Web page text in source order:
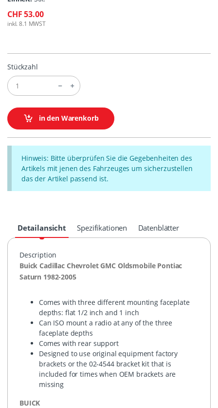
CHF 53.00
inkl. 8.1 MWST
Stückzahl
in den Warenkorb
Hinweis: Bitte überprüfen Sie die Gegebenheiten des
Artikels mit jenen des Fahrzeuges um sicherzustellen
das der Artikel passend ist.
Detailansicht Spezifikationen Datenblätter
Description
Buick Cadillac Chevrolet GMC Oldsmobile Pontiac
Saturn 1982-2005
Comes with three different mounting faceplate
depths: flat 1/2 inch and 1 inch
Can ISO mount a radio at any of the three
faceplate depths
Comes with rear support
Designed to use original equipment factory
brackets or the 02-4544 bracket kit that is
included for times when OEM brackets are
missing
BUICK